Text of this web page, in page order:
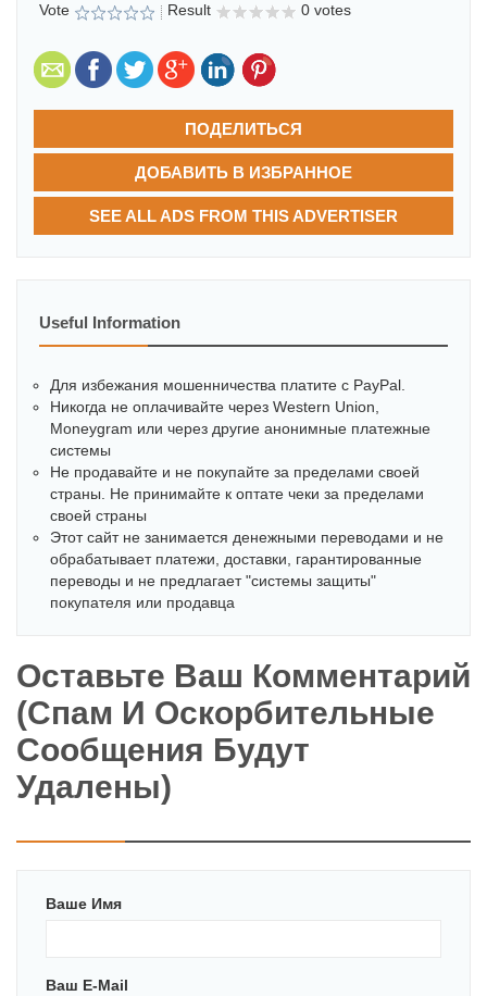
Vote Result 0 votes
ПОДЕЛИТЬСЯ
ДОБАВИТЬ В ИЗБРАННОЕ
SEE ALL ADS FROM THIS ADVERTISER
Useful Information
Для избежания мошенничества платите с PayPal.
Никогда не оплачивайте через Western Union,
Moneygram или через другие анонимные платежные
системы
Не продавайте и не покупайте за пределами своей
страны. Не принимайте к оптате чеки за пределами
своей страны
Этот сайт не занимается денежными переводами и не
обрабатывает платежи, доставки, гарантированные
переводы и не предлагает "системы защиты"
покупателя или продавца
Оставьте Ваш Комментарий
(спам И Оскорбительные
Сообщения Будут
Удалены)
Ваше Имя
Ваш E-Mail